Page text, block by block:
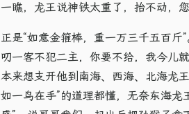
一瞧，龙王说神铁太重了，抬不动，您
正是“如意金箍棒，重一万三千五百
叨一客不犯二主，你要不给，我今儿
本来想支开他到南海、西海、北海龙
如一鸟在手”的道理都懂，无奈东海